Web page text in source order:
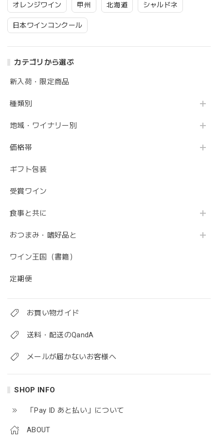
オレンジワイン 甲州 北海道 シャルドネ
日本ワインコンクール
カテゴリから選ぶ
新入荷・限定商品
種類別
地域・ワイナリー別
価格帯
ギフト包装
受賞ワイン
食事と共に
おつまみ・嗜好品と
ワイン王国（書籍）
定期便
お買い物ガイド
送料・配送のQandA
メールが届かないお客様へ
SHOP INFO
「Pay ID あと払い」について
ABOUT